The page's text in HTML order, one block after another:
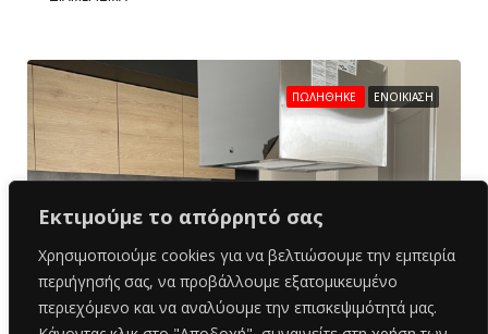
Εκτιμούμε το απόρρητό σας
Χρησιμοποιούμε cookies για να βελτιώσουμε την εμπειρία
περιήγησής σας, να προβάλλουμε εξατομικευμένο
περιεχόμενο και να αναλύουμε την επισκεψιμότητά μας.
ΠΩΛΗΘΗΚΕ ΕΝΟΙΚΊΑΣΗ